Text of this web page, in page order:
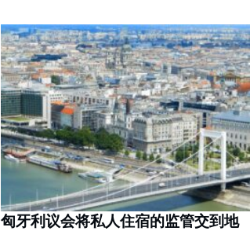
匈牙利议会将私人住宿的监管交到地